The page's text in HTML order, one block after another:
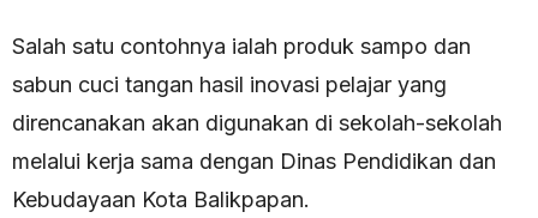
Salah satu contohnya ialah produk sampo dan
sabun cuci tangan hasil inovasi pelajar yang
direncanakan akan digunakan di sekolah-sekolah
melalui kerja sama dengan Dinas Pendidikan dan
Kebudayaan Kota Balikpapan.